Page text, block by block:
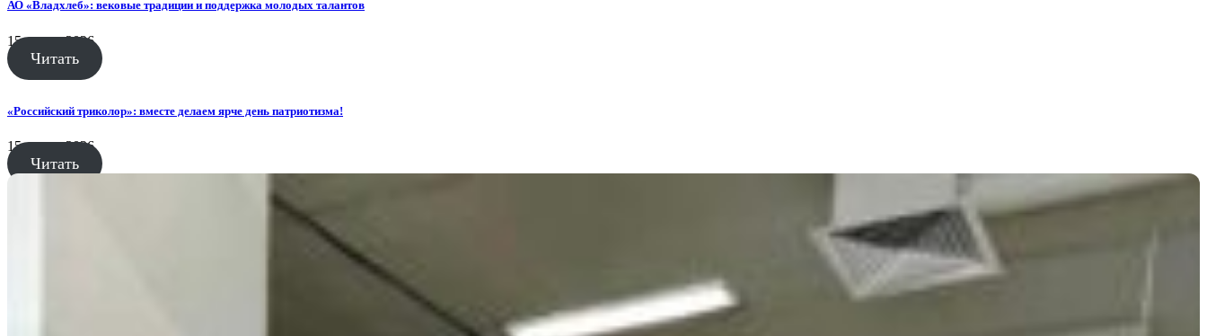
АО «Владхлеб»: вековые традиции и поддержка молодых талантов
15 июня, 2026
Читать
«Российский триколор»: вместе делаем ярче день патриотизма!
15 июня, 2026
Читать